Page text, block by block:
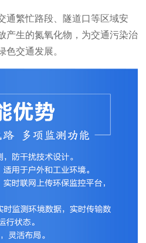
通繁忙路段、隧道口等区域安
产生的氮氧化物，为交通污染治
交通发展。